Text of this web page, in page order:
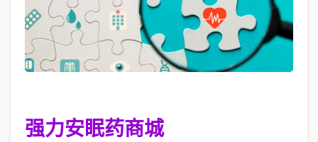
强力安眠药商城